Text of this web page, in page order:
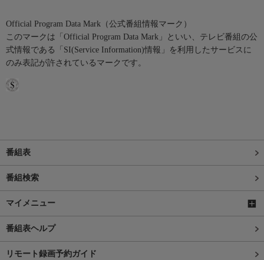
Official Program Data Mark（公式番組情報マーク）
このマークは「Official Program Data Mark」といい、テレビ番組の公
式情報である「SI(Service Information)情報」を利用したサービスに
のみ表記が許されているマークです。
番組表
番組検索
マイメニュー
番組表ヘルプ
リモート録画予約ガイド